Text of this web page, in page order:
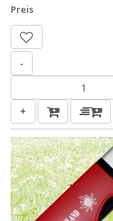
Preis
-
+